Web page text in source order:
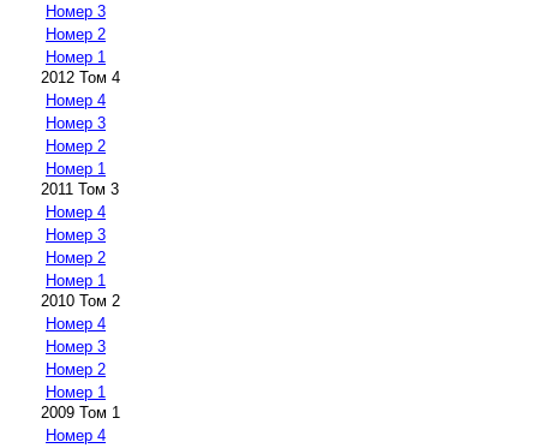
Номер 3
Номер 2
Номер 1
2012 Том 4
Номер 4
Номер 3
Номер 2
Номер 1
2011 Том 3
Номер 4
Номер 3
Номер 2
Номер 1
2010 Том 2
Номер 4
Номер 3
Номер 2
Номер 1
2009 Том 1
Номер 4